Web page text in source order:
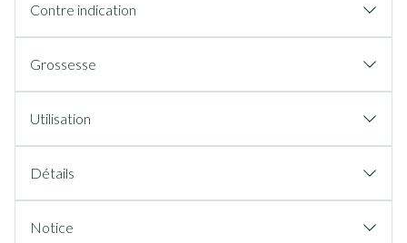
Contre indication
Grossesse
Utilisation
Détails
Notice